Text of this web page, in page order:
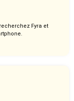
Fyra et